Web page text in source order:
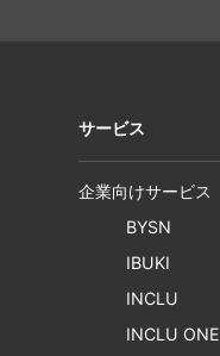
サービス
企業向けサービス
BYSN
IBUKI
INCLU
INCLU ONE